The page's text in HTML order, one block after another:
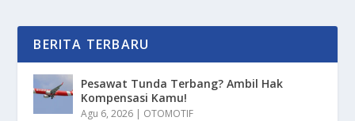
BERITA TERBARU
Pesawat Tunda Terbang? Ambil Hak
Kompensasi Kamu!
Agu 6, 2026 | OTOMOTIF